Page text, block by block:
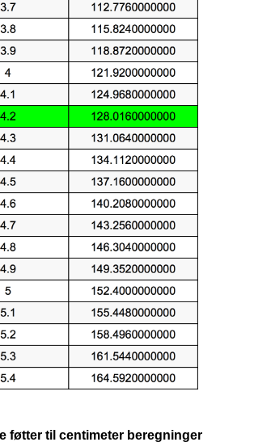
føtter til centimeter beregninger